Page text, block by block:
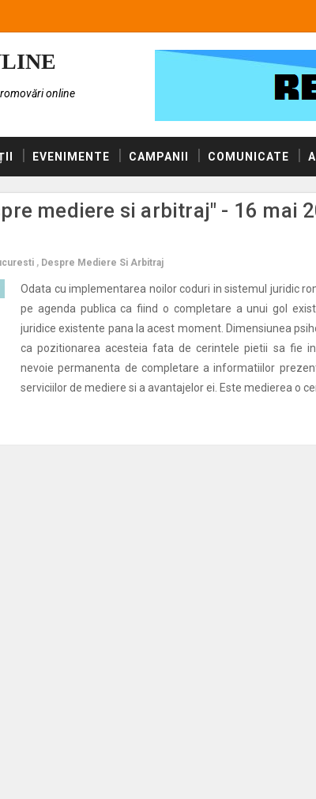
online
EVENIMENTE CAMPANII COMUNICATE
mediere si arbitraj" - 16 mai
, Despre Mediere Si Arbitraj
Odata cu implementarea noilor coduri in sistemul juridic
pe agenda publica ca fiind o completare a unui gol
juridice existente pana la acest moment. Dimensiunea
ca pozitionarea acesteia fata de cerintele pietii sa fie
nevoie permanenta de completare a informatiilor
serviciilor de mediere si a avantajelor ei. Este medierea o